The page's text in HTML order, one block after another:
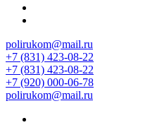
polirukom@mail.ru
+7 (831) 423-08-22
+7 (831) 423-08-22
+7 (920) 000-06-78
polirukom@mail.ru